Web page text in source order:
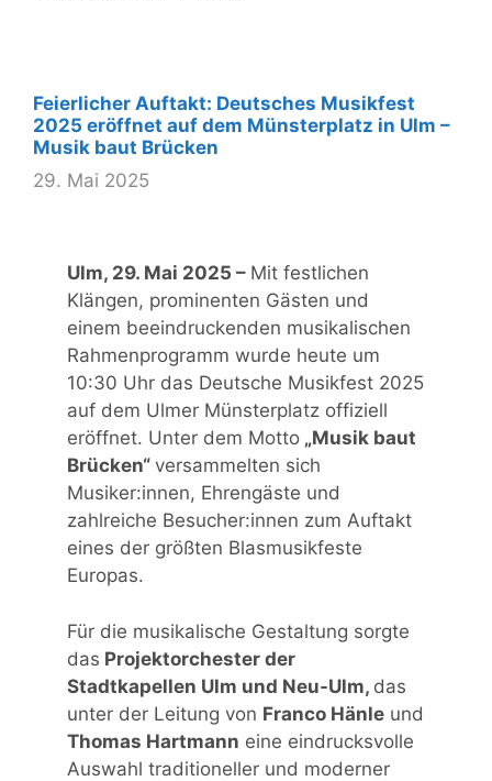
Feierlicher Auftakt: Deutsches Musikfest
2025 eröffnet auf dem Münsterplatz in Ulm –
Musik baut Brücken
29. Mai 2025
Ulm, 29. Mai 2025 – Mit festlichen
Klängen, prominenten Gästen und
einem beeindruckenden musikalischen
Rahmenprogramm wurde heute um
10:30 Uhr das Deutsche Musikfest 2025
auf dem Ulmer Münsterplatz offiziell
eröffnet. Unter dem Motto „Musik baut
Brücken“versammelten sich
Musiker:innen, Ehrengäste und
zahlreiche Besucher:innen zum Auftakt
eines der größten Blasmusikfeste
Europas.
Für die musikalische Gestaltung sorgte
das Projektorchester der
Stadtkapellen Ulm und Neu-Ulm, das
unter der Leitung von Franco Hänle und
Thomas Hartmann eine eindrucksvolle
Auswahl traditioneller und moderner